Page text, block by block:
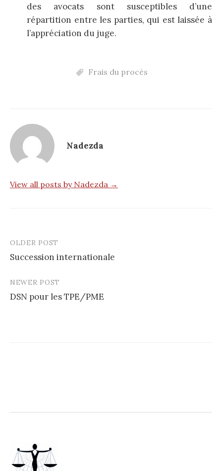
des avocats sont susceptibles d’une
répartition entre les parties, qui est laissée à
l’appréciation du juge.
Frais du procès
Nadezda
View all posts by Nadezda →
Post
navigation
OLDER POST
Succession internationale
NEWER POST
DSN pour les TPE/PME